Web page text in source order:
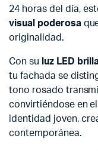
24 horas del día,
visual poderosa
originalidad.
Con su luz LED
tu fachada se
tono rosado
convirtiéndose en
identidad joven,
contemporánea.